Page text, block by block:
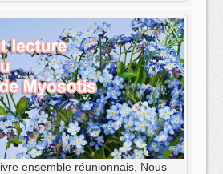
ensemble réunionnais, Nous